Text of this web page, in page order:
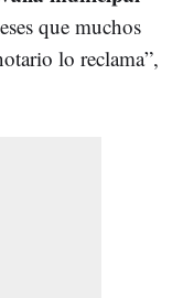
que muchos
lo reclama”,